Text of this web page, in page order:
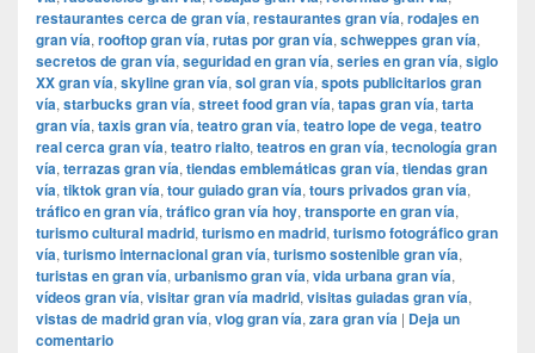
restaurantes cerca de gran vía, restaurantes gran vía, rodajes en
gran vía, rooftop gran vía, rutas por gran vía, schweppes gran vía,
secretos de gran vía, seguridad en gran vía, series en gran vía, siglo
XX gran vía, skyline gran vía, sol gran vía, spots publicitarios gran
vía, starbucks gran vía, street food gran vía, tapas gran vía, tarta
gran vía, taxis gran vía, teatro gran vía, teatro lope de vega, teatro
real cerca gran vía, teatro rialto, teatros en gran vía, tecnología gran
vía, terrazas gran vía, tiendas emblemáticas gran vía, tiendas gran
vía, tiktok gran vía, tour guiado gran vía, tours privados gran vía,
tráfico en gran vía, tráfico gran vía hoy, transporte en gran vía,
turismo cultural madrid, turismo en madrid, turismo fotográfico gran
vía, turismo internacional gran vía, turismo sostenible gran vía,
turistas en gran vía, urbanismo gran vía, vida urbana gran vía,
vídeos gran vía, visitar gran vía madrid, visitas guiadas gran vía,
vistas de madrid gran vía, vlog gran vía, zara gran vía | Deja un
comentario